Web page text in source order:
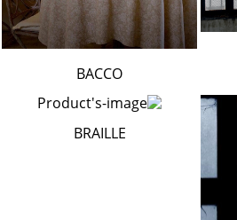
BACCO
BRAILLE